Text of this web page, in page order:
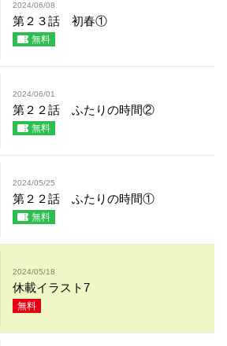
2024/06/08
第２３話 初春①
無料
2024/06/01
第２２話 ふたりの時間②
無料
2024/05/25
第２２話 ふたりの時間①
無料
2024/05/18
休載イラスト7
無料